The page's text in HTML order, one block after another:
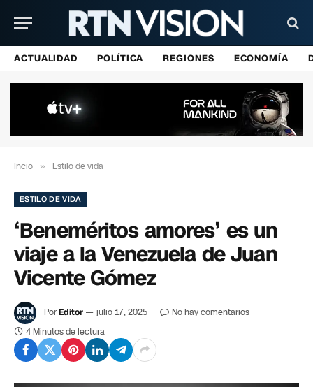
ACTUALIDAD POLÍTICA REGIONES ECONOMÍA
Incio » Estilo de vida
ESTILO DE VIDA
‘Beneméritos amores’ es un
viaje a la Venezuela de Juan
Vicente Gómez
PorEditor julio 17, 2025
No hay comentarios
4 Minutos de lectura